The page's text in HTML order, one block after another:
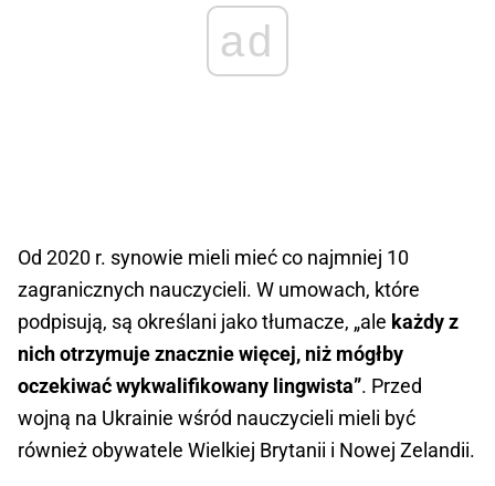
ad
Od 2020 r. synowie mieli mieć co najmniej 10
zagranicznych nauczycieli. W umowach, które
podpisują, są określani jako tłumacze, „ale każdy z
nich otrzymuje znacznie więcej, niż mógłby
oczekiwać wykwalifikowany lingwista”. Przed
wojną na Ukrainie wśród nauczycieli mieli być
również obywatele Wielkiej Brytanii i Nowej Zelandii.